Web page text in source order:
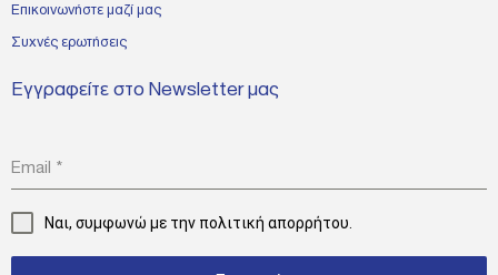
Επικοινωνήστε μαζί μας
Συχνές ερωτήσεις
Εγγραφείτε στο Newsletter μας
Email *
Ναι, συμφωνώ με την πολιτική απορρήτου.